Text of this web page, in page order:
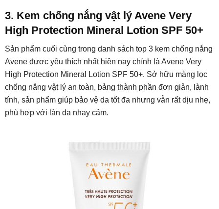
3. Kem chống nắng vật lý Avene Very
High Protection Mineral Lotion SPF 50+
Sản phẩm cuối cùng trong danh sách top 3 kem chống nắng
Avene được yêu thích nhất hiện nay chính là Avene Very
High Protection Mineral Lotion SPF 50+. Sở hữu màng lọc
chống nắng vật lý an toàn, bảng thành phần đơn giản, lành
tính, sản phẩm giúp bảo vệ da tốt đa nhưng vẫn rất dịu nhẹ,
phù hợp với làn da nhạy cảm.